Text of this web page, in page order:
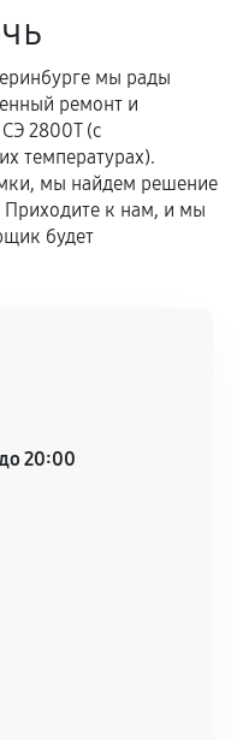
мы рады
ремонт и
2800Т (с
температурах).
мы найдем решение
Приходите к нам, и мы
будет
20:00